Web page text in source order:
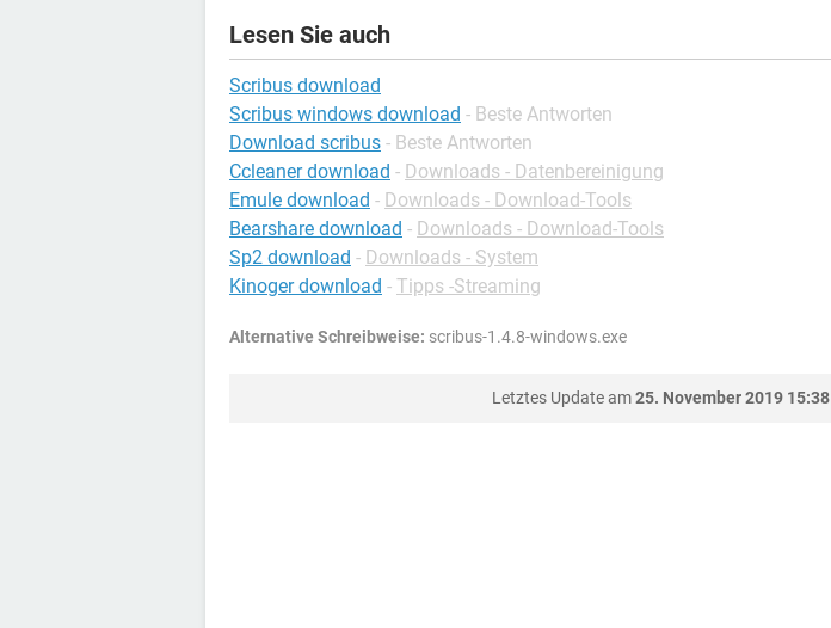
Lesen Sie auch
Scribus download
Scribus windows download - Beste Antworten
Download scribus - Beste Antworten
Ccleaner download - Downloads - Datenbereinigung
Emule download - Downloads - Download-Tools
Bearshare download - Downloads - Download-Tools
Sp2 download - Downloads - System
Kinoger download - Tipps -Streaming
Alternative Schreibweise: scribus-1.4.8-windows.exe
Letztes Update am25. November 2019 15:38